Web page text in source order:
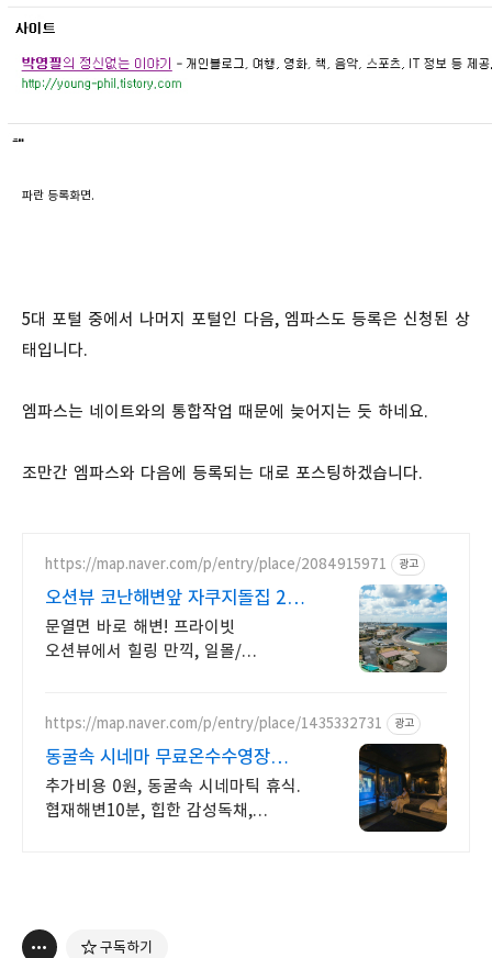
파란 등록화면.
5대 포털 중에서 나머지 포털인 다음, 엠파스도 등록은 신청된 상
태입니다.
엠파스는 네이트와의 통합작업 때문에 늦어지는 듯 하네요.
조만간 엠파스와 다음에 등록되는 대로 포스팅하겠습니다.
https://map.naver.com/p/entry/place/2084915971 광고
오션뷰 코난해변앞 자쿠지돌집 2인
~10인 대가족/단체예약
문열면 바로 해변! 프라이빗
오션뷰에서 힐링 만끽, 일몰/
바배큐불멍, 스파족욕,
제주바다보러오세요
https://map.naver.com/p/entry/place/1435332731 광고
동굴속 시네마 무료온수수영장
독특하고 아늑한 나만의아지트
추가비용 0원, 동굴속 시네마틱 휴식.
협재해변10분, 힙한 감성독채,
구독하기